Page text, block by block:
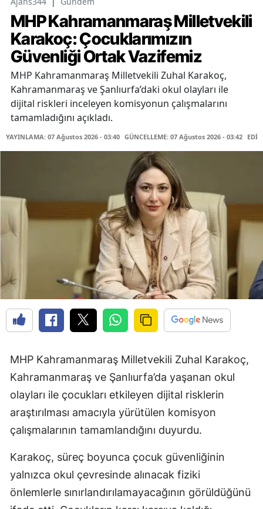
MHP Kahramanmaraş Milletvekili
Karakoç: Çocuklarımızın
Güvenliği Ortak Vazifemiz
MHP Kahramanmaraş Milletvekili Zuhal Karakoç,
Kahramanmaraş ve Şanlıurfa’daki okul olayları ile
dijital riskleri inceleyen komisyonun çalışmalarını
tamamladığını açıkladı.
YAYINLAMA: 07 Ağustos 2026 - 03:40 GÜNCELLEME: 07 Ağustos 2026 - 03:42
MHP Kahramanmaraş Milletvekili Zuhal Karakoç,
Kahramanmaraş ve Şanlıurfa’da yaşanan okul
olayları ile çocukları etkileyen dijital risklerin
araştırılması amacıyla yürütülen komisyon
çalışmalarının tamamlandığını duyurdu.
Karakoç, süreç boyunca çocuk güvenliğinin
yalnızca okul çevresinde alınacak fiziki
önlemlerle sınırlandırılamayacağının görüldüğünü